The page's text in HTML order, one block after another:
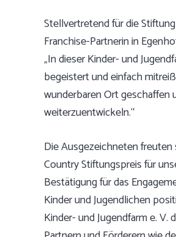
Stellvertretend für die
Franchise-Partnerin in
„In dieser Kinder- und
begeistert und einfach
wunderbaren Ort geschaffen
weiterzuentwickeln.“
Die Ausgezeichneten
Country Stiftungspreis für
Bestätigung für das
Kinder und Jugendlichen
Kinder- und Jugendfarm e.